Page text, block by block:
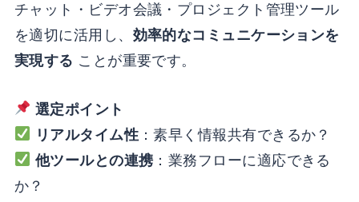
チャット・ビデオ会議・プロジェクト管理ツール
を適切に活用し、 効率的なコミュニケーションを
実現する ことが重要です。
選定ポイント
リアルタイム性 ：素早く情報共有できるか？
他ツールとの連携：業務フローに適応できる
か？